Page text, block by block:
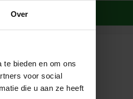
Over
bieden en om ons
voor social
die u aan ze heeft
Selecteer eerst een maat